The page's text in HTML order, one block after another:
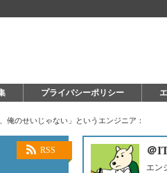
プライバシーポリシー
俺のせいじゃない」というエンジニア：
RSS ＠
エン